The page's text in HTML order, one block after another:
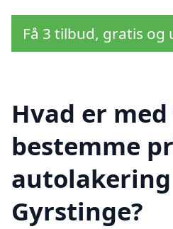
Få 3 tilbud, gratis
Hvad er
bestemme
Gyrstinge?